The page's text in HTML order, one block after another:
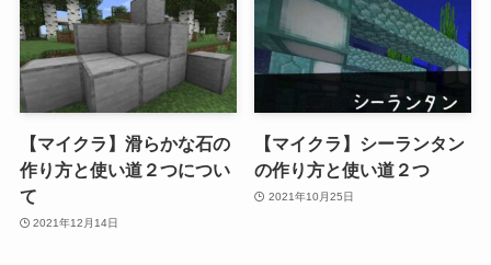
【マイクラ】滑らかな石の
作り方と使い道２つについ
て
2021年12月14日
【マイクラ】シーランタン
の作り方と使い道２つ
2021年10月25日